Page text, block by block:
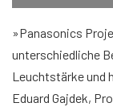
»Panasonics
unterschiedliche
Leuchtstärke und
Eduard Gajdek,